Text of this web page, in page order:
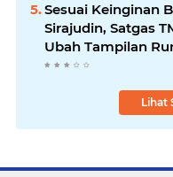
Sesuai Keinginan
Sirajudin, Satgas
Ubah Tampilan
Lihat